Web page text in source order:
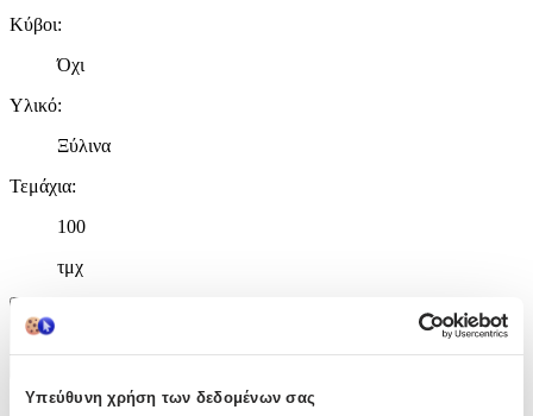
Υπεύθυνη χρήση των δεδομένων σας
Κύβοι:
Όχι
Υλικό:
Ξύλινα
Τεμάχια:
100
τμχ
Χαρακτηριστικά